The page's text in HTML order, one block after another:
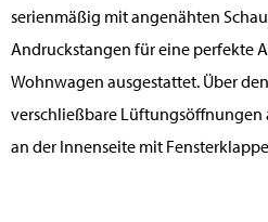
serienmäßig mit angenähten
Andruckstangen für eine perfekte
Wohnwagen ausgestattet. Über
verschließbare Lüftungsöffnungen
an der Innenseite mit